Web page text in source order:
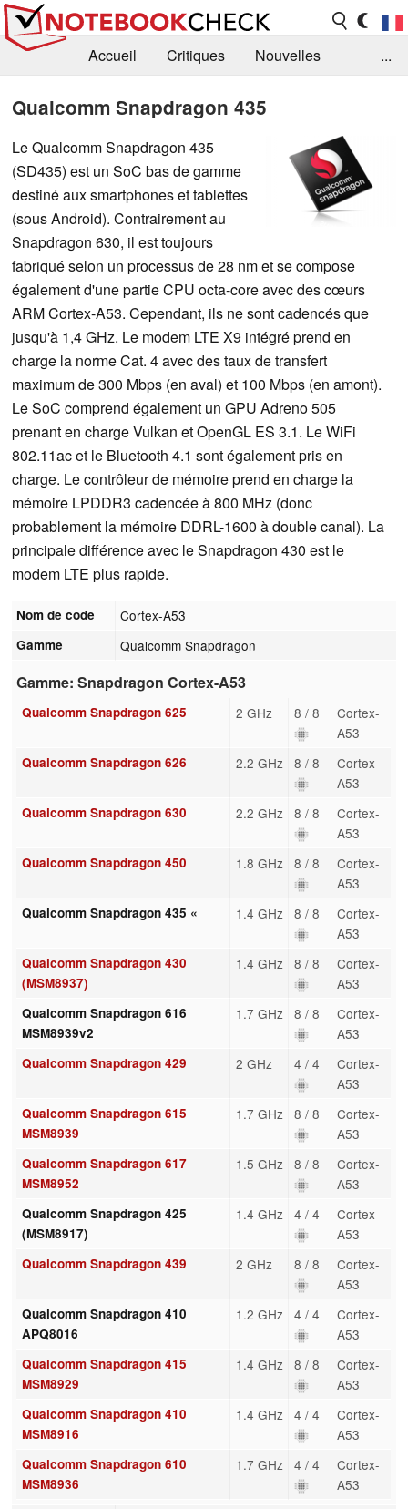
Accueil Critiques
Nouvelles
...
Qualcomm Snapdragon 435
Le Qualcomm Snapdragon 435
(SD435) est un SoC bas de gamme
destiné aux smartphones et tablettes
(sous Android). Contrairement au
Snapdragon 630, il est toujours
fabriqué selon un processus de 28 nm et se compose
également d'une partie CPU octa-core avec des cœurs
ARM Cortex-A53. Cependant, ils ne sont cadencés que
jusqu'à 1,4 GHz. Le modem LTE X9 intégré prend en
charge la norme Cat. 4 avec des taux de transfert
maximum de 300 Mbps (en aval) et 100 Mbps (en amont).
Le SoC comprend également un GPU Adreno 505
prenant en charge Vulkan et OpenGL ES 3.1. Le WiFi
802.11ac et le Bluetooth 4.1 sont également pris en
charge. Le contrôleur de mémoire prend en charge la
mémoire LPDDR3 cadencée à 800 MHz (donc
probablement la mémoire DDRL-1600 à double canal). La
principale différence avec le Snapdragon 430 est le
modem LTE plus rapide.
Nom de code Cortex-A53
Gamme Qualcomm Snapdragon
Gamme: Snapdragon Cortex-A53
Qualcomm Snapdragon 625 2 GHz 8 / 8
Cortex-
A53
Qualcomm Snapdragon 626 2.2 GHz 8 / 8
Cortex-
A53
Qualcomm Snapdragon 630 2.2 GHz 8 / 8
Cortex-
A53
Qualcomm Snapdragon 450 1.8 GHz 8 / 8
Cortex-
A53
Qualcomm Snapdragon 435 « 1.4 GHz 8 / 8
Cortex-
A53
Qualcomm Snapdragon 430
(MSM8937)
1.4 GHz 8 / 8
Cortex-
A53
Qualcomm Snapdragon 616
MSM8939v2
1.7 GHz 8 / 8
Cortex-
A53
Qualcomm Snapdragon 429 2 GHz 4 / 4
Cortex-
A53
Qualcomm Snapdragon 615
MSM8939
1.7 GHz 8 / 8
Cortex-
A53
Qualcomm Snapdragon 617
MSM8952
1.5 GHz 8 / 8
Cortex-
A53
Qualcomm Snapdragon 425
(MSM8917)
1.4 GHz 4 / 4
Cortex-
A53
Qualcomm Snapdragon 439 2 GHz 8 / 8
Cortex-
A53
Qualcomm Snapdragon 410
APQ8016
1.2 GHz 4 / 4
Cortex-
A53
Qualcomm Snapdragon 415
MSM8929
1.4 GHz 8 / 8
Cortex-
A53
Qualcomm Snapdragon 410
MSM8916
1.4 GHz 4 / 4
Cortex-
A53
Qualcomm Snapdragon 610
MSM8936
1.7 GHz 4 / 4
Cortex-
A53